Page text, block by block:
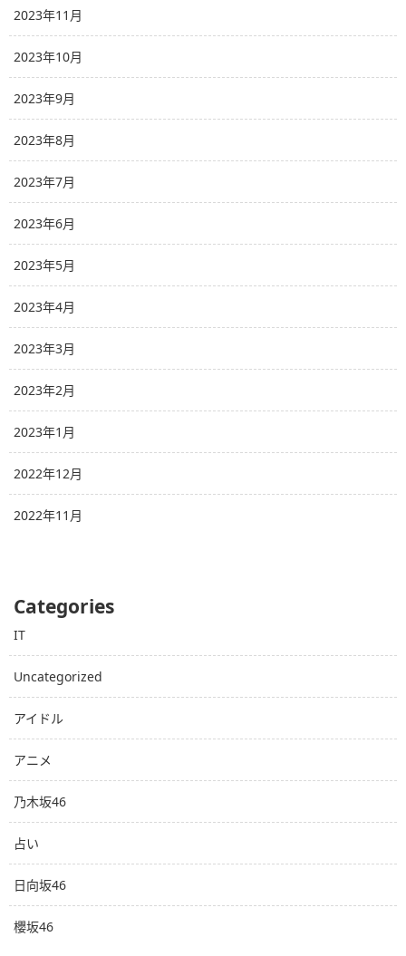
2023年11月
2023年10月
2023年9月
2023年8月
2023年7月
2023年6月
2023年5月
2023年4月
2023年3月
2023年2月
2023年1月
2022年12月
2022年11月
Categories
IT
Uncategorized
アイドル
アニメ
乃木坂46
占い
日向坂46
櫻坂46